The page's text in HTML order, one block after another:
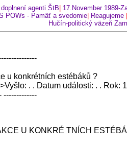
agenti ŠtB 17.November 1989-
POWs - Pamäť a svedomie Reagujeme
Hučín-politický väzeň
u konkrétních estébáků ?
. . Datum události: . . Rok:
-------------
U KONKRÉ TNÍCH